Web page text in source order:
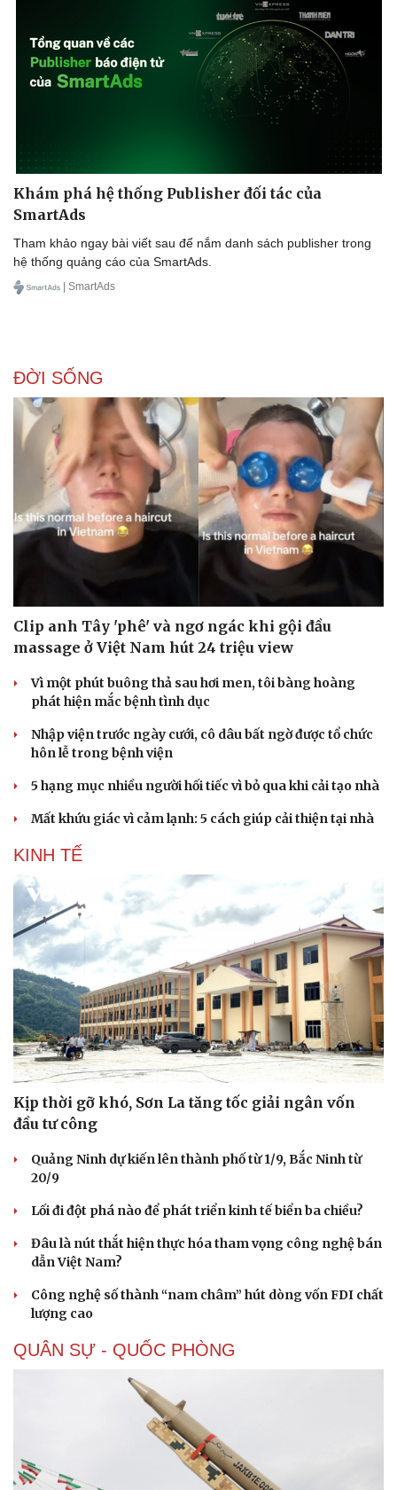
Doanh nghiệp
Vì cộng đồng
Công nghệ
Sành điệu
Tin Công nghệ
Dinh dưỡng - món ngon
Cây thuốc
Phòng mạch online
Ăn sạch sống khỏe
Nhà đẹp
Khám phá hệ thống Publisher đối tác của
SmartAds
Tham khảo ngay bài viết sau để nắm danh sách publisher trong
hệ thống quảng cáo của SmartAds.
| SmartAds
ĐỜI SỐNG
Clip anh Tây 'phê' và ngơ ngác khi gội đầu
massage ở Việt Nam hút 24 triệu view
Vì một phút buông thả sau hơi men, tôi bàng hoàng
phát hiện mắc bệnh tình dục
Nhập viện trước ngày cưới, cô dâu bất ngờ được tổ chức
hôn lễ trong bệnh viện
5 hạng mục nhiều người hối tiếc vì bỏ qua khi cải tạo nhà
Mất khứu giác vì cảm lạnh: 5 cách giúp cải thiện tại nhà
KINH TẾ
Kịp thời gỡ khó, Sơn La tăng tốc giải ngân vốn
đầu tư công
Quảng Ninh dự kiến lên thành phố từ 1/9, Bắc Ninh từ
20/9
Lối đi đột phá nào để phát triển kinh tế biển ba chiều?
Đâu là nút thắt hiện thực hóa tham vọng công nghệ bán
dẫn Việt Nam?
Công nghệ số thành “nam châm” hút dòng vốn FDI chất
lượng cao
QUÂN SỰ - QUỐC PHÒNG